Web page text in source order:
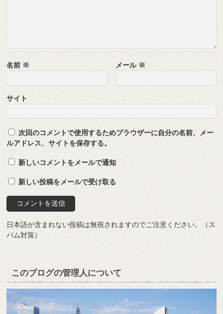
名前 ※ メール ※
サイト
次回のコメントで使用するためブラウザーに自分の名前、メー
ルアドレス、サイトを保存する。
新しいコメントをメールで通知
新しい投稿をメールで受け取る
日本語が含まれない投稿は無視されますのでご注意ください。（ス
パム対策）
このブログの管理人について